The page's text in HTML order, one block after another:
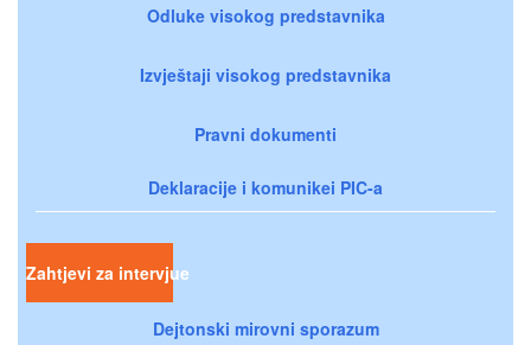
Odluke visokog predstavnika
Izvještaji visokog predstavnika
Pravni dokumenti
Deklaracije i komunikei PIC-a
Zahtjevi za intervjue
Dejtonski mirovni sporazum